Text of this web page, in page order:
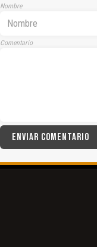
Nombre
Comentario